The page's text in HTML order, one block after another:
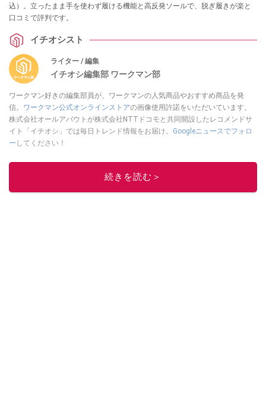
込）。立ったまま手を使わず履ける機能と高反発ソールで、脱ぎ履きが楽と
口コミで評判です。
イチオシスト
ライター / 編集
イチオシ編集部 ワークマン部
ワークマン好きの編集部員が、ワークマンの人気商品やおすすめ商品を発
信。 ワークマン公式オンラインストアの画像使用許諾をいただいています。
株式会社オールアバウトが株式会社NTTドコモと共同開設したレコメンドサ
イト「イチオシ」では毎日トレンド情報をお届け。 Googleニュースでフォロ
ー してください！
このイチオシストの他の記事を読む
続きを読む＞